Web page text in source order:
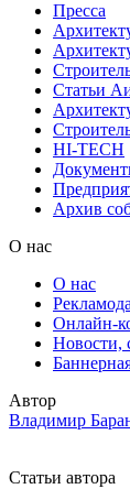
Пресса
Статьи
HI-TECH
Архив
О нас
О нас
Онлайн-
Новости,
Автор
Владимир
Статьи автора